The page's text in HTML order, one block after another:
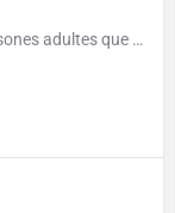
Estudis que tenen com a objectiu que les persones adultes que ho necessitin assoleixin un grau de competència…